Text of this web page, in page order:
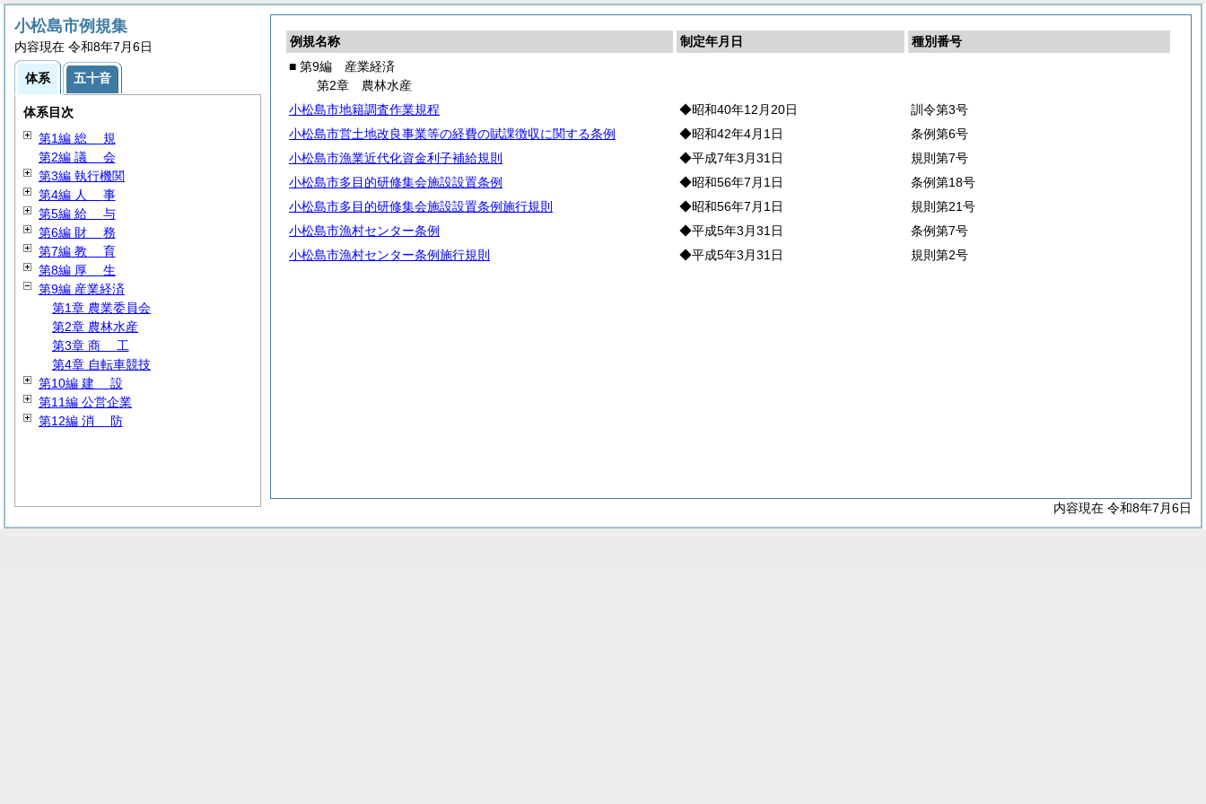
例規名称 制定年月日
種別番号
■ 第9編 産業経済
第2章 農林水産
小松島市地籍調査作業規程
◆昭和40年12月20日
訓令第3号
小松島市営土地改良事業等の経費の賦課徴収に関する条例
◆昭和42年4月1日
条例第6号
小松島市漁業近代化資金利子補給規則
◆平成7年3月31日
規則第7号
小松島市多目的研修集会施設設置条例
◆昭和56年7月1日
条例第18号
小松島市多目的研修集会施設設置条例施行規則
◆昭和56年7月1日
規則第21号
小松島市漁村センター条例
◆平成5年3月31日
条例第7号
小松島市漁村センター条例施行規則
◆平成5年3月31日 規則第2号
内容現在 令和8年7月6日
小松島市例規集
内容現在 令和8年7月6日
体系 五十音
体系目次
第1編 総 規
第2編 議 会
第3編 執行機関
第4編 人 事
第5編 給 与
第6編 財 務
第7編 教 育
第8編 厚 生
第9編 産業経済
第1章 農業委員会
第2章 農林水産
第3章 商 工
第4章 自転車競技
第10編 建 設
第11編 公営企業
第12編 消 防